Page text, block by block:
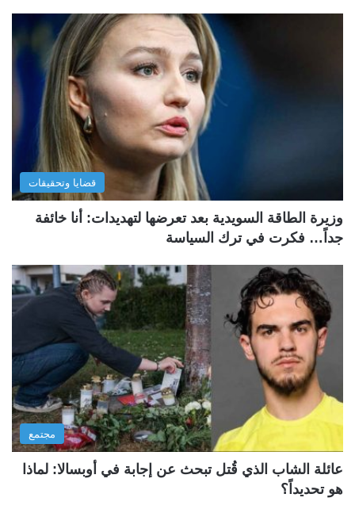
قضايا وتحقيقات
وزيرة الطاقة السويدية بعد تعرضها لتهديدات: أنا خائفة
جداً… فكرت في ترك السياسة
مجتمع
عائلة الشاب الذي قُتل تبحث عن إجابة في أوبسالا: لماذا
هو تحديداً؟